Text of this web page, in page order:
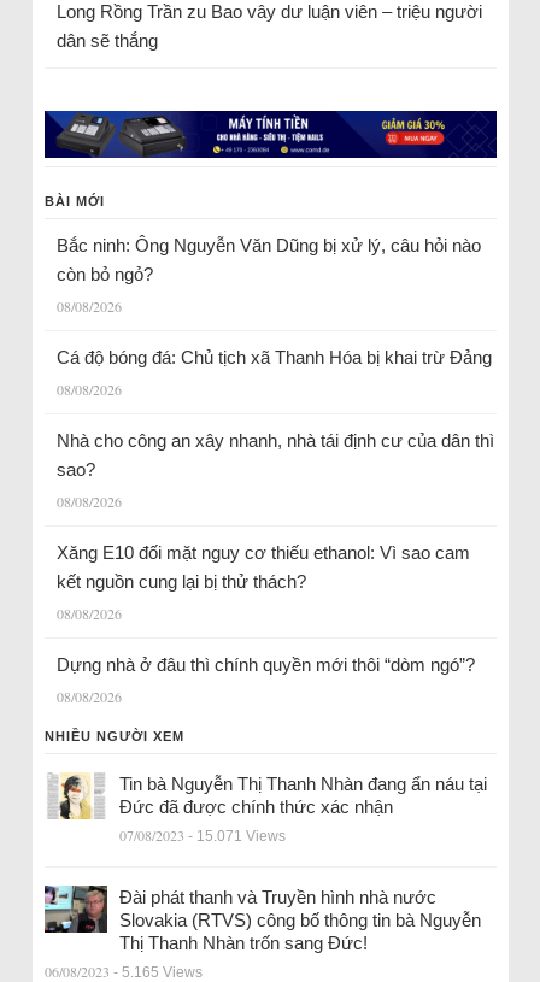
Long Rồng Trầnzu Bao vây dư luận viên – triệu người
dân sẽ thắng
BÀI MỚI
Bắc ninh: Ông Nguyễn Văn Dũng bị xử lý, câu hỏi nào
còn bỏ ngỏ?
08/08/2026
Cá độ bóng đá: Chủ tịch xã Thanh Hóa bị khai trừ Đảng
08/08/2026
Nhà cho công an xây nhanh, nhà tái định cư của dân thì
sao?
08/08/2026
Xăng E10 đối mặt nguy cơ thiếu ethanol: Vì sao cam
kết nguồn cung lại bị thử thách?
08/08/2026
Dựng nhà ở đâu thì chính quyền mới thôi “dòm ngó”?
08/08/2026
NHIỀU NGƯỜI XEM
Tin bà Nguyễn Thị Thanh Nhàn đang ẩn náu tại
Đức đã được chính thức xác nhận
07/08/2023 - 15.071 Views
Đài phát thanh và Truyền hình nhà nước
Slovakia (RTVS) công bố thông tin bà Nguyễn
Thị Thanh Nhàn trốn sang Đức!
06/08/2023 - 5.165 Views